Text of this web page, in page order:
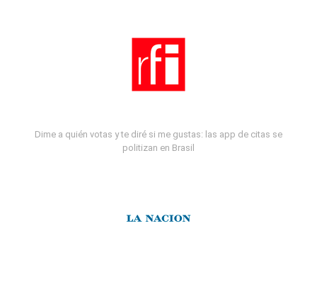
Dime a quién votas y te diré si me gustas: las app de citas se
politizan en Brasil